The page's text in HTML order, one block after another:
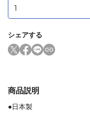
シェアする
商品説明
●日本製